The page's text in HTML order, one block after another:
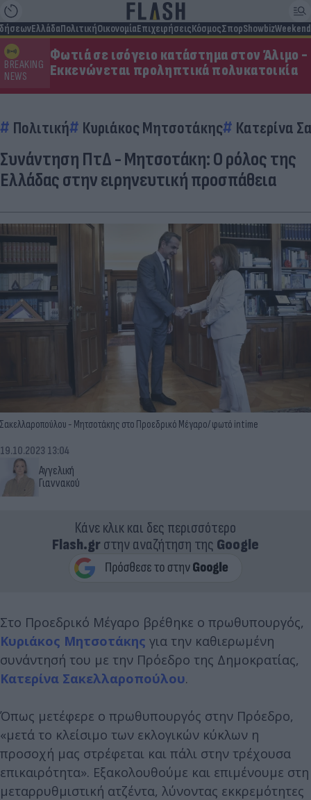
ΕλλάδαΠολιτικήΟικονομίαΕπιχειρήσειςΚόσμοςΣπορShowbizWeekend
BREAKING
NEWS
Φωτιά σε ισόγειο κατάστημα στον Άλιμο -
Εκκενώνεται προληπτικά πολυκατοικία
Πολιτική Κυριάκος Μητσοτάκης Κατερίνα
Συνάντηση ΠτΔ - Μητσοτάκη: Ο ρόλος της
Ελλάδας στην ειρηνευτική προσπάθεια
Σακελλαροπούλου - Μητσοτάκης στο Προεδρικό Μέγαρο/ φωτό intime
Αγγελική
Γιαννακού
19.10.2023 13:04
Κάνε κλικ και δες περισσότερο
Flash.grστην αναζήτηση της Google
Στο Προεδρικό Μέγαρο βρέθηκε ο πρωθυπουργός,
Κυριάκος Μητσοτάκης για την καθιερωμένη
συνάντησή του με την Πρόεδρο της Δημοκρατίας,
Κατερίνα Σακελλαροπούλου.
Όπως μετέφερε ο πρωθυπουργός στην Πρόεδρο,
«μετά το κλείσιμο των εκλογικών κύκλων η
προσοχή μας στρέφεται και πάλι στην τρέχουσα
επικαιρότητα». Εξακολουθούμε και επιμένουμε στη
μεταρρυθμιστική ατζέντα, λύνοντας εκκρεμότητες